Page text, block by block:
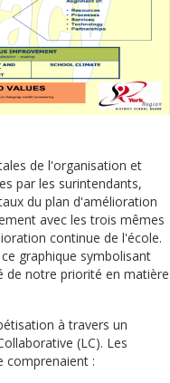
de l'organisation et
par les surintendants,
du plan d'amélioration
avec les trois mêmes
continue de l'école.
graphique symbolisant
de notre priorité en matière
à travers un
(LC). Les
comprenaient :